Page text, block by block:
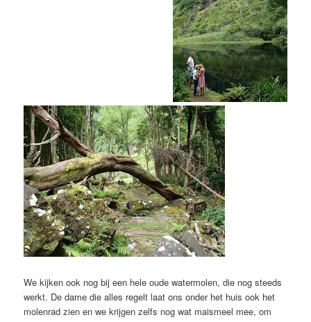
We kijken ook nog bij een hele oude watermolen, die nog steeds
werkt. De dame die alles regelt laat ons onder het huis ook het
molenrad zien en we krijgen zelfs nog wat maismeel mee, om